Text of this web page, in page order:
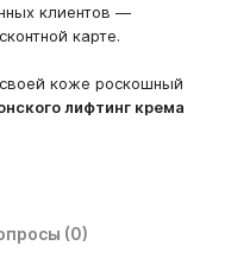
клиентов —
карте.
коже роскошный
лифтинг крема
(0)